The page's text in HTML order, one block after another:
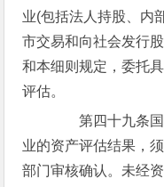
业(包括法人持股、内
市交易和向社会发行
和本细则规定，委托
评估。
第四十九条国
业的资产评估结果，
部门审核确认。未经